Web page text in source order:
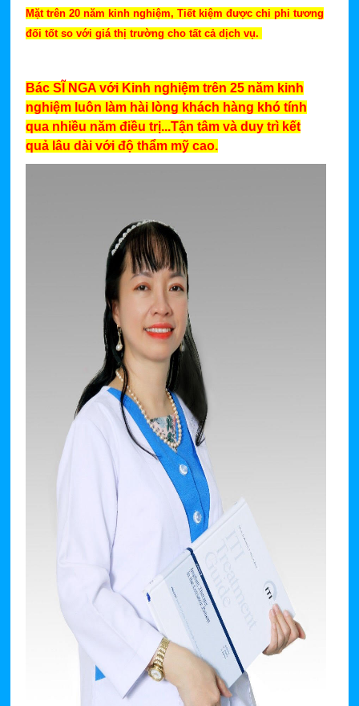
Mặt trên 20 năm kinh nghiệm, Tiết kiệm được chi phi tương
đối tốt so với giá thị trường cho tất cả dịch vụ.
Bác SĨ NGA với Kinh nghiệm trên 25 năm kinh
nghiệm luôn làm hài lòng khách hàng khó tính
qua nhiều năm điều trị...Tận tâm và duy trì kết
quả lâu dài với độ thẩm mỹ cao.